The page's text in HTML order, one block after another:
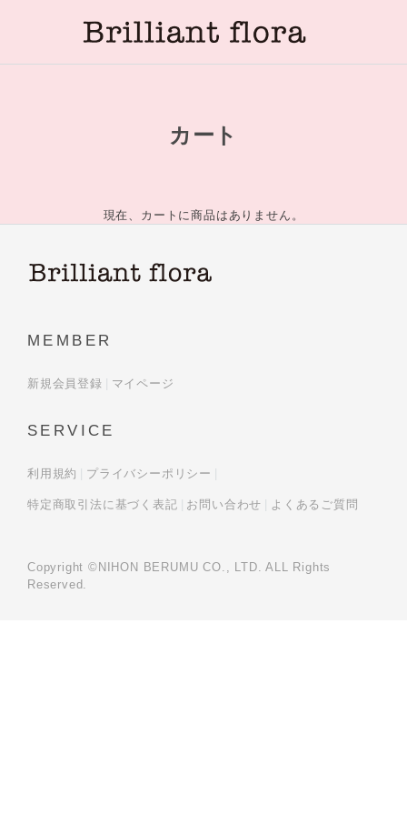
カート
現在、カートに商品はありません。
MEMBER
新規会員登録 マイページ
SERVICE
利用規約 プライバシーポリシー
特定商取引法に基づく表記 お問い合わせ よくあるご質問
Copyright ©NIHON BERUMU CO., LTD. ALL Rights
Reserved.